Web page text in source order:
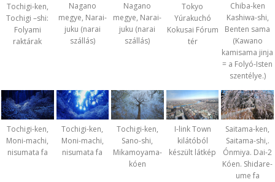
Tochigi-ken,
Tochigi –shi:
Folyami
raktárak
Nagano
megye, Narai-
juku (narai
szállás)
Nagano
megye, Narai-
juku (narai
szállás)
Tokyo
Yúrakuchó
Kokusai Fórum
tér
Chiba-ken
Kashiwa-shi,
Benten sama
(Kawano
kamisama jinja
= a Folyó-Isten
szentélye.)
Tochigi-ken,
Moni-machi,
nisumata fa
Tochigi-ken,
Moni-machi,
nisumata fa
Tochigi-ken,
Sano-shi,
Mikamoyama-
kóen
I-link Town
kilátóból
készült látkép
Saitama-ken,
Saitama-shi,.
Ónmiya. Dai-2
Kóen. Shidare-
ume fa